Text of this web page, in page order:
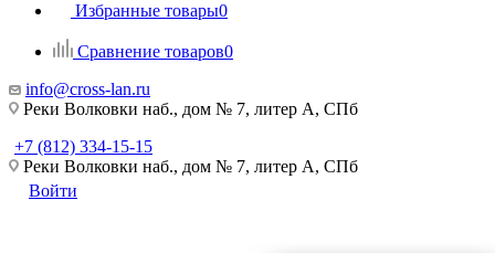
Избранные товары0
Сравнение товаров0
info@cross-lan.ru
Реки Волковки наб., дом № 7, литер А, СПб
+7 (812) 334-15-15
Реки Волковки наб., дом № 7, литер А, СПб
Войти